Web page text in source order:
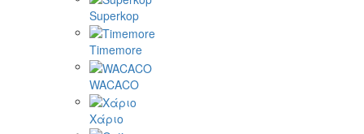
Superkop
Timemore
WACACO
Χάριο